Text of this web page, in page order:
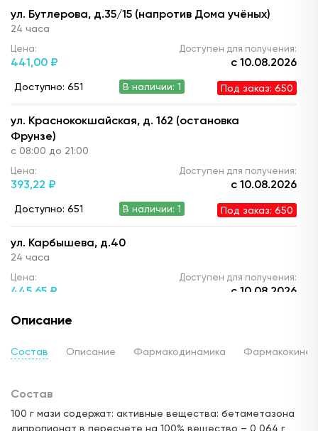
ул. Бутлерова, д.35/15 (напротив Дома учёных)
24 часа
Цена:
441,00 ₽
Доступен для получения:
с 10.08.2026
Доступно: 651 В наличии: 1 Под заказ: 650
ул. Краснококшайская, д. 162 (остановка
Фрунзе)
с 08:00 до 21:00
Цена:
393,22 ₽
Доступен для получения:
с 10.08.2026
Доступно: 651 В наличии: 1 Под заказ: 650
ул. Карбышева, д.40
24 часа
Цена:
445, 65 ₽
Доступен для получения:
с 10.08.2026
Доступно: 651
ул. Мира, д.7 (ост. ул.Советская)
445,65 ₽
Доступно: 653 Под заказ: 650
Описание
Состав Описание Фармакодинамика
Состав
100 г мази содержат: активные вещества: бетаметазона
дипропионат в пересчете на 100% вещество – 0,064 г,